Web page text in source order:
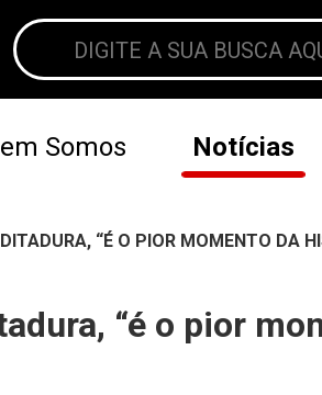
Somos Notícias
“É O PIOR MOMENTO DA
“é o pior